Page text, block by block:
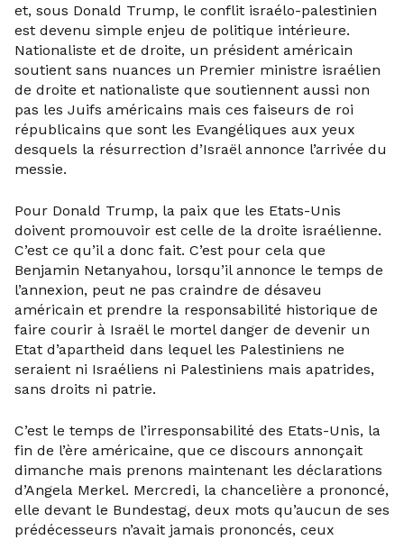
et, sous Donald Trump, le conflit israélo-palestinien
est devenu simple enjeu de politique intérieure.
Nationaliste et de droite, un président américain
soutient sans nuances un Premier ministre israélien
de droite et nationaliste que soutiennent aussi non
pas les Juifs américains mais ces faiseurs de roi
républicains que sont les Evangéliques aux yeux
desquels la résurrection d’Israël annonce l’arrivée du
messie.
Pour Donald Trump, la paix que les Etats-Unis
doivent promouvoir est celle de la droite israélienne.
C’est ce qu’il a donc fait. C’est pour cela que
Benjamin Netanyahou, lorsqu’il annonce le temps de
l’annexion, peut ne pas craindre de désaveu
américain et prendre la responsabilité historique de
faire courir à Israël le mortel danger de devenir un
Etat d’apartheid dans lequel les Palestiniens ne
seraient ni Israéliens ni Palestiniens mais apatrides,
sans droits ni patrie.
C’est le temps de l’irresponsabilité des Etats-Unis, la
fin de l’ère américaine, que ce discours annonçait
dimanche mais prenons maintenant les déclarations
d’Angela Merkel. Mercredi, la chancelière a prononcé,
elle devant le Bundestag, deux mots qu’aucun de ses
prédécesseurs n’avait jamais prononcés, ceux